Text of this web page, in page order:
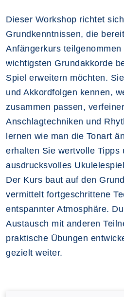
Dieser Workshop richtet
Grundkenntnissen, die
Anfängerkurs
wichtigsten Grundakkorde
Spiel erweitern möchten.
und Akkordfolgen kennen,
zusammen passen,
Anschlagtechniken und
lernen wie man die Tonart
erhalten Sie wertvolle Tipps
ausdrucksvolles
Der Kurs baut auf den
vermittelt fortgeschrittene
entspannter Atmosphäre.
Austausch mit anderen
praktische Übungen
gezielt weiter.